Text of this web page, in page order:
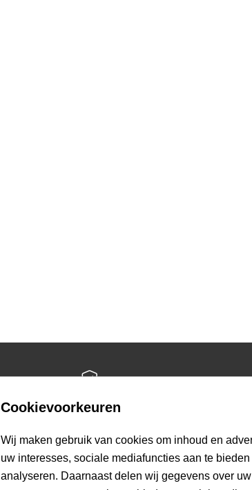
Veilige betaling
Cookievoorkeuren
Wij maken gebruik van cookies om inhoud en
uw interesses, sociale mediafuncties aan te
analyseren. Daarnaast delen wij gegevens over